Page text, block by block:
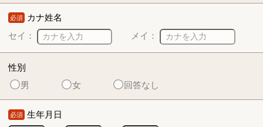
必須 カナ姓名
セイ：
メイ：
性別
男
女 回答なし
必須 生年月日